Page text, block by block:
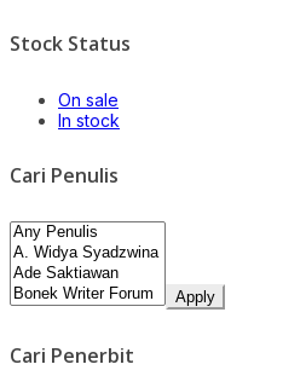
Stock Status
On sale
In stock
Cari Penulis
Apply
Cari Penerbit